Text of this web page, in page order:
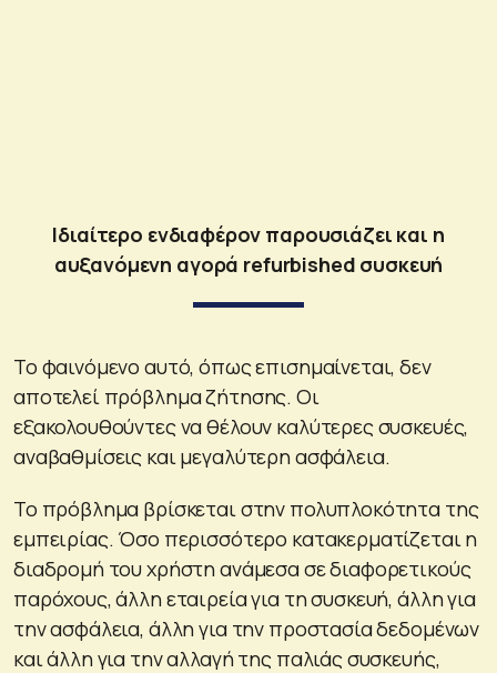
Ιδιαίτερο ενδιαφέρον παρουσιάζει και η
αυξανόμενη αγορά refurbished συσκευή
Το φαινόμενο αυτό, όπως επισημαίνεται, δεν
αποτελεί πρόβλημα ζήτησης. Οι
εξακολουθούντες να θέλουν καλύτερες συσκευές,
αναβαθμίσεις και μεγαλύτερη ασφάλεια.
Το πρόβλημα βρίσκεται στην πολυπλοκότητα της
εμπειρίας. Όσο περισσότερο κατακερματίζεται η
διαδρομή του χρήστη ανάμεσα σε διαφορετικούς
παρόχους, άλλη εταιρεία για τη συσκευή, άλλη για
την ασφάλεια, άλλη για την προστασία δεδομένων
και άλλη για την αλλαγή της παλιάς συσκευής,